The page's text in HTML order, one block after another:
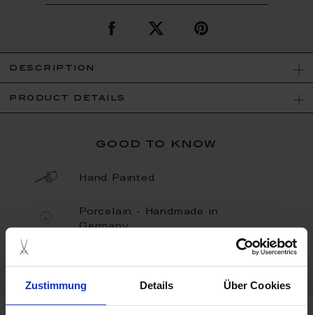
Zustimmung Details Über Cookies
description
product details
good to know
Hand Painted
Porcelain - Handmade in
Germany